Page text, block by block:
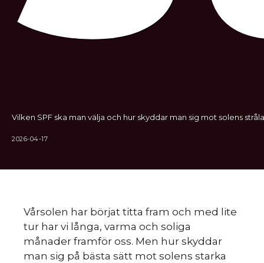
Vilken SPF ska man välja och hur skyddar man sig mot solens
2026-04-17
Vårsolen har börjat titta fram och med lite
tur har vi långa, varma och soliga
månader framför oss. Men hur skyddar
man sig på bästa sätt mot solens starka